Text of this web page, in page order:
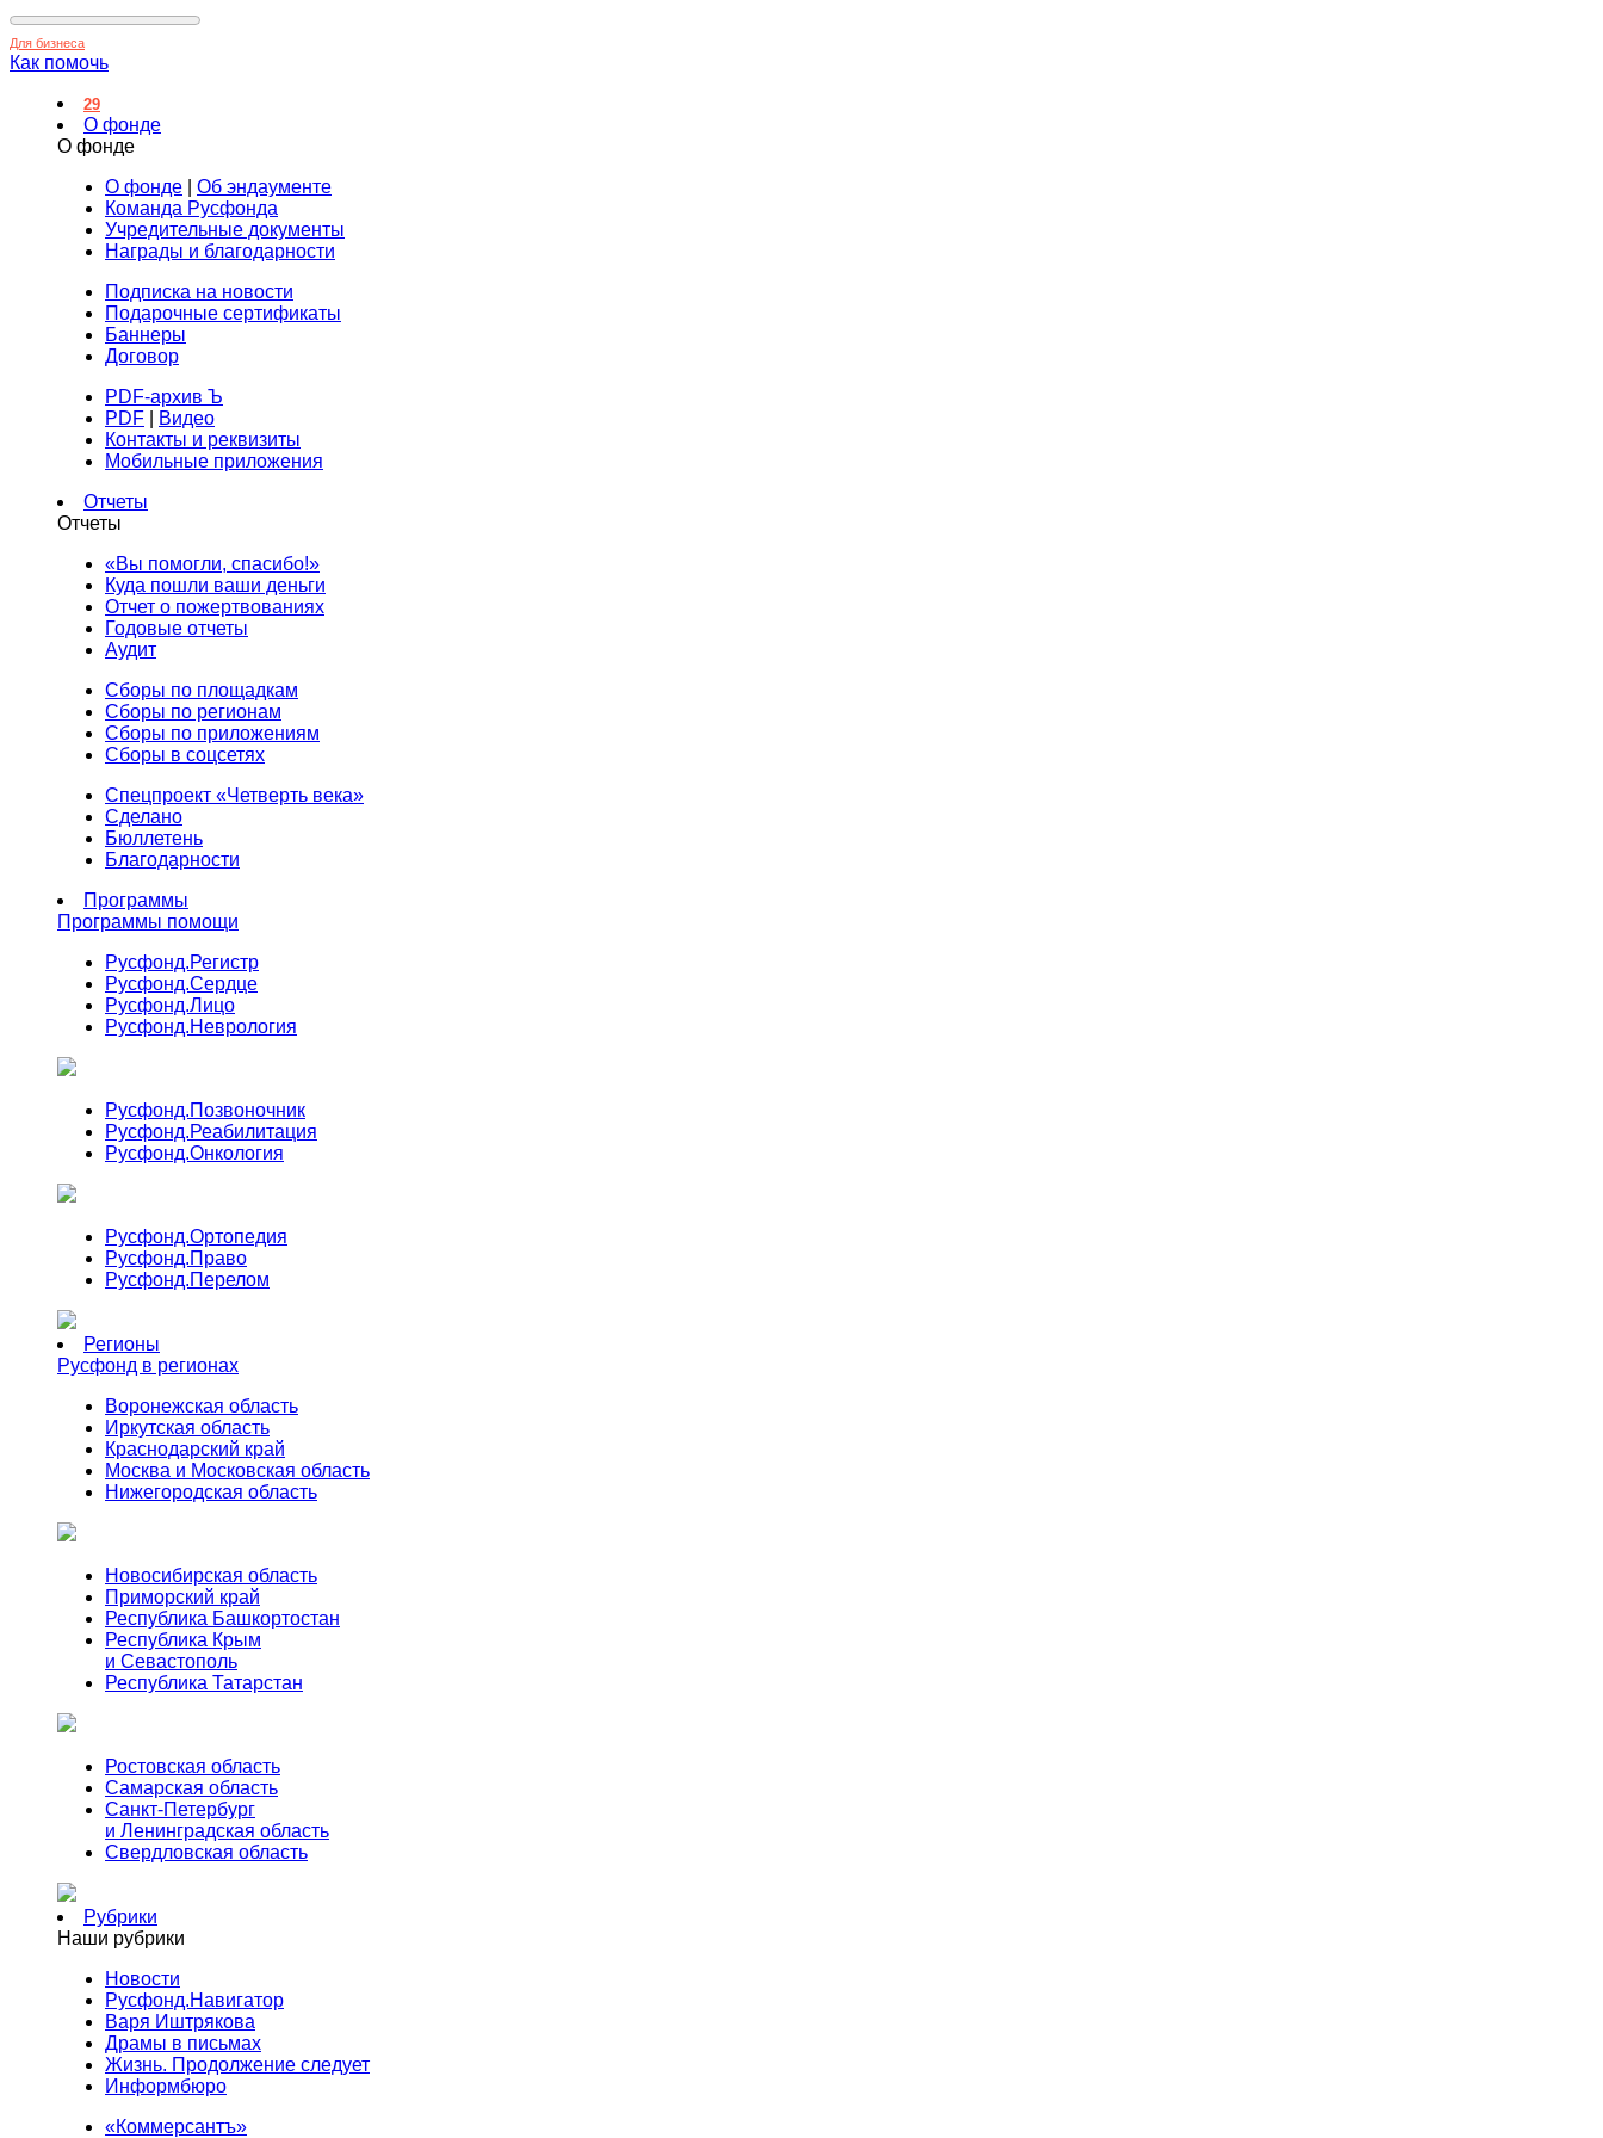
Для бизнеса
Как помочь
29
О фонде
О фонде
О фонде
Об эндаументе
Команда Русфонда
Учредительные документы
Награды и благодарности
Подписка на новости
Подарочные сертификаты
Баннеры
Договор
PDF-архив Ъ
PDF
Видео
Контакты и реквизиты
Мобильные приложения
Отчеты
Отчеты
«Вы помогли, спасибо!»
Куда пошли ваши деньги
Отчет о пожертвованиях
Годовые отчеты
Аудит
Сборы по площадкам
Сборы по регионам
Сборы по приложениям
Сборы в соцсетях
Спецпроект «Четверть века»
Сделано
Бюллетень
Благодарности
Программы
Программы помощи
Русфонд.Регистр
Русфонд.Сердце
Русфонд.Лицо
Русфонд.Неврология
Русфонд.Позвоночник
Русфонд.Реабилитация
Русфонд.Онкология
Русфонд.Ортопедия
Русфонд.Право
Русфонд.Перелом
Регионы
Русфонд в регионах
Воронежская область
Иркутская область
Краснодарский край
Москва и Московская область
Нижегородская область
Новосибирская область
Приморский край
Республика Башкортостан
Республика Крым
и Севастополь
Республика Татарстан
Ростовская область
Самарская область
Санкт-Петербург
и Ленинградская область
Свердловская область
Рубрики
Наши рубрики
Новости
Русфонд.Навигатор
Варя Иштрякова
Драмы в письмах
Жизнь. Продолжение следует
Информбюро
«Коммерсантъ»